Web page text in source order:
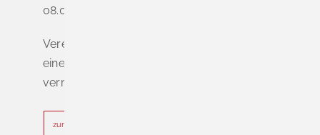
08.00 - 12.00 Uhr
Vereinbaren Sie online oder telefonisch
einen Termin, um Wartezeiten zu
vermeiden.
zur Terminvereinbarung